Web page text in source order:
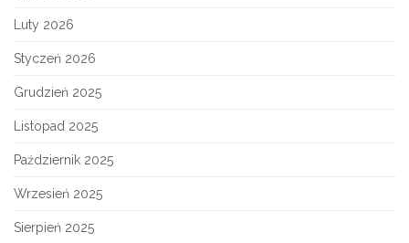
Luty 2026
Styczeń 2026
Grudzień 2025
Listopad 2025
Październik 2025
Wrzesień 2025
Sierpień 2025